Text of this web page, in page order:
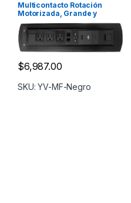
Multicontacto Rotación
Motorizada, Grande y
Elegante Para el que Busca
Lo Mejor YV-MF9UB
$6,987.00
SKU: YV-MF-Negro